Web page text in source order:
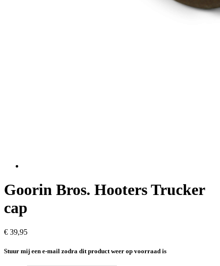
Goorin Bros. Hooters Trucker
cap
€ 39,95
Stuur mij een e-mail zodra dit product weer op voorraad is